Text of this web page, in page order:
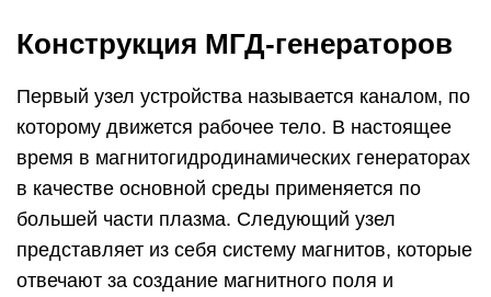
Конструкция МГД-генераторов
Первый узел устройства называется каналом, по
которому движется рабочее тело. В настоящее
время в магнитогидродинамических генераторах
в качестве основной среды применяется по
большей части плазма. Следующий узел
представляет из себя систему магнитов, которые
отвечают за создание магнитного поля и